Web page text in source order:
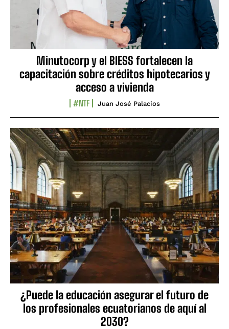
Minutocorp y el BIESS fortalecen la
capacitación sobre créditos hipotecarios y
acceso a vivienda
#NTF Juan José Palacios
¿Puede la educación asegurar el futuro de
los profesionales ecuatorianos de aquí al
2030?